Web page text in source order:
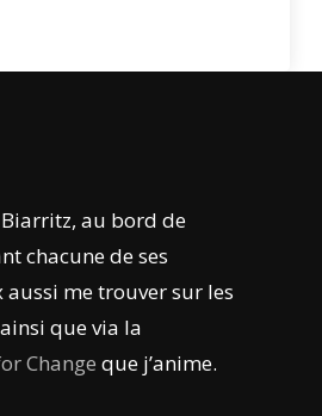
au bord de
chacune de ses
me trouver sur les
que via la
Change que j’anime.